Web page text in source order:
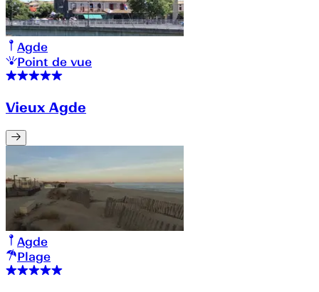
Agde
Point de vue
Vieux Agde
Agde
Plage